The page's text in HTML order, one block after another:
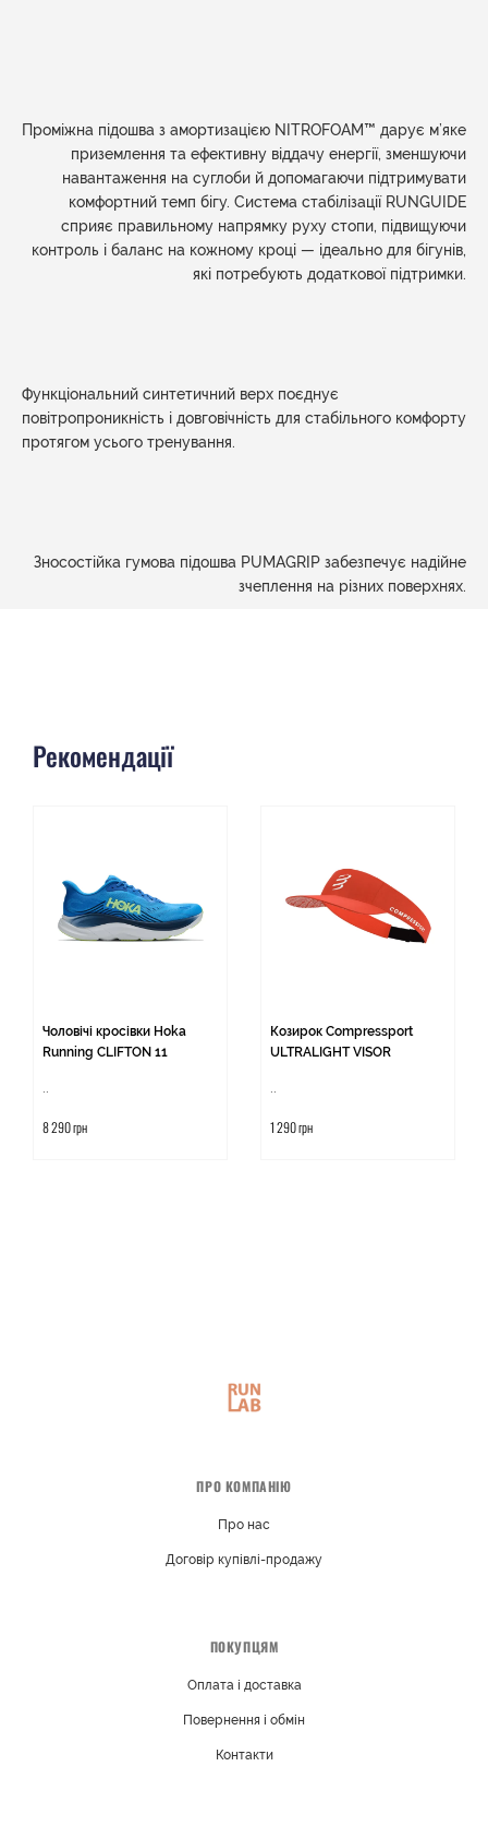
Проміжна підошва з амортизацією NITROFOAM™ дарує м’яке
приземлення та ефективну віддачу енергії, зменшуючи
навантаження на суглоби й допомагаючи підтримувати
комфортний темп бігу. Система стабілізації RUNGUIDE
сприяє правильному напрямку руху стопи, підвищуючи
контроль і баланс на кожному кроці — ідеально для бігунів,
які потребують додаткової підтримки.
Функціональний синтетичний верх поєднує
повітропроникність і довговічність для стабільного комфорту
протягом усього тренування.
Зносостійка гумова підошва PUMAGRIP забезпечує надійне
зчеплення на різних поверхнях.
Рекомендації
Чоловічі кросівки Hoka
Running CLIFTON 11
8 290 грн
Козирок Compressport
ULTRALIGHT VISOR
1 290 грн
ПРО КОМПАНІЮ
Про нас
Договір купівлі-продажу
ПОКУПЦЯМ
Оплата і доставка
Повернення і обмін
Контакти